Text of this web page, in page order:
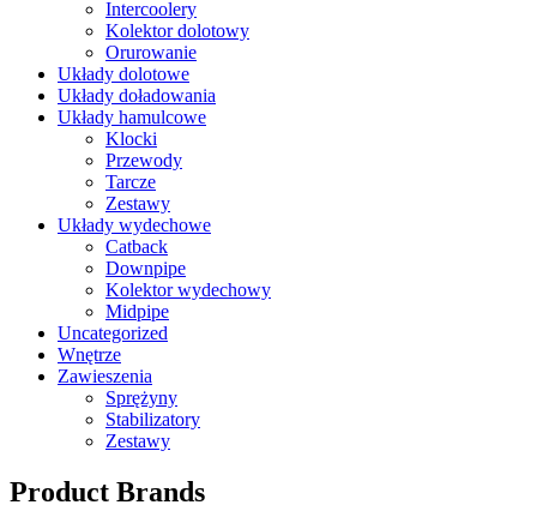
Intercoolery
Kolektor dolotowy
Orurowanie
Układy dolotowe
Układy doładowania
Układy hamulcowe
Klocki
Przewody
Tarcze
Zestawy
Układy wydechowe
Catback
Downpipe
Kolektor wydechowy
Midpipe
Uncategorized
Wnętrze
Zawieszenia
Sprężyny
Stabilizatory
Zestawy
Product Brands